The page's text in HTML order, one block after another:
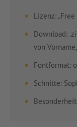
Lizenz:
Download:
von
Fontformat:
Schnitte: